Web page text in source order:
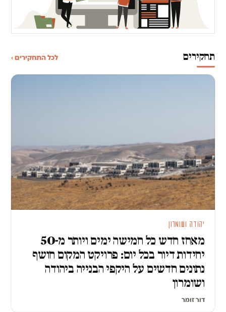
תחקירים לכל התחקירים ›
יהודה ושומרון
מאחז חדש כל חמישה ימים ויותר מ-50
יחידות דיור בכל יום: פרויקט המקום חושף
נתונים חדשים על היקפי הבנייה ביהודה
ושומרון
דור זומר